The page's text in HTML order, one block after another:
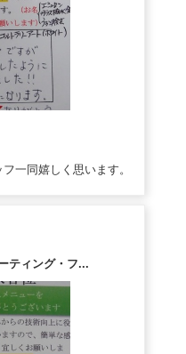
一同嬉しく思います。
ティング・フ...